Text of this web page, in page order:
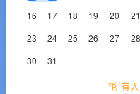
16
17 18 19 20 21
23
24 25 26 27 28
30
31
*所有